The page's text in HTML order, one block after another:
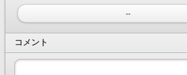
--
コメント